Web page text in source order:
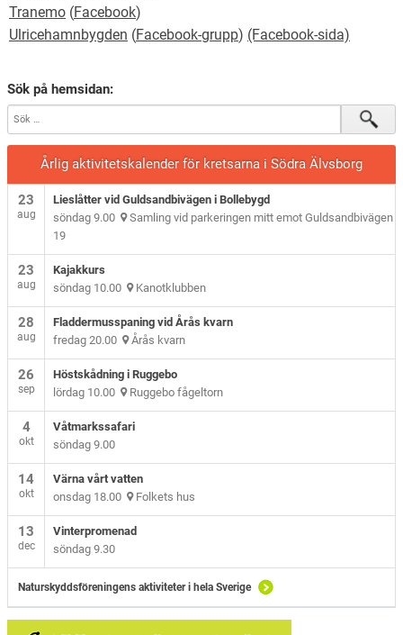
Tranemo (Facebook)
Ulricehamnbygden (Facebook-grupp) (Facebook-sida)
Sök på hemsidan:
Årlig aktivitetskalender för kretsarna i Södra Älvsborg
23
aug
Lieslåtter vid Guldsandbivägen i Bollebygd
söndag 9.00 Samling vid parkeringen mitt emot Guldsandbivägen
19
23
aug
Kajakkurs
söndag 10.00 Kanotklubben
28
aug
Fladdermusspaning vid Årås kvarn
fredag 20.00 Årås kvarn
26
sep
Höstskådning i Ruggebo
lördag 10.00 Ruggebo fågeltorn
4
okt
Våtmarkssafari
söndag 9.00
14
okt
Värna vårt vatten
onsdag 18.00 Folkets hus
13
dec
Vinterpromenad
söndag 9.30
Naturskyddsföreningens aktiviteter i hela Sverige